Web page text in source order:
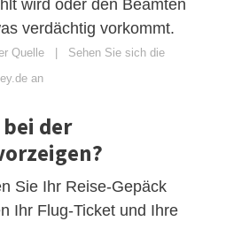
wird oder den Beamten
verdächtig vorkommt.
Quelle | Sehen Sie sich die
an
bei der
Sie Ihr Reise-Gepäck
Ihr Flug-Ticket und Ihre